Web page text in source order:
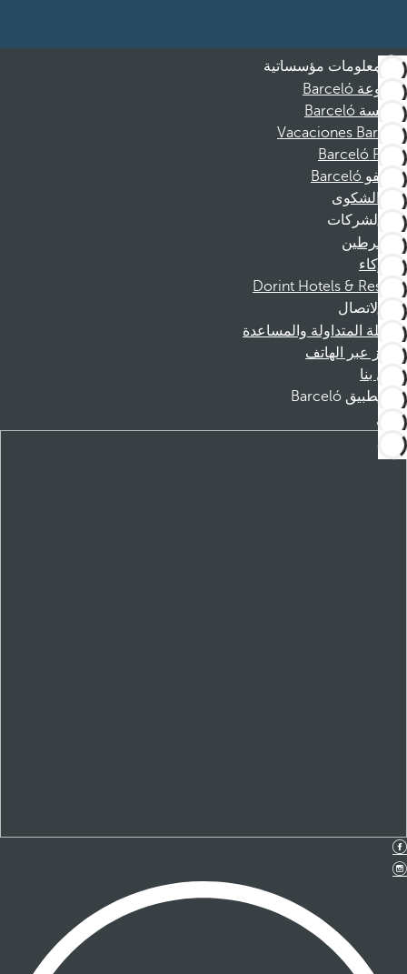
معلومات مؤسساتية
مجموعة Barceló
مؤسسة Barceló
Vacaciones Barceló
Barceló Films
موظفو Barceló
قناة الشكوى
الشركات
المنخرطين
الشركاء
Dorint Hotels & Resorts
الاتصال
الأسئلة المتداولة والمساعدة
الحجز عبر الهاتف
اتصل بنا
تطبيق Barceló
تنزيل